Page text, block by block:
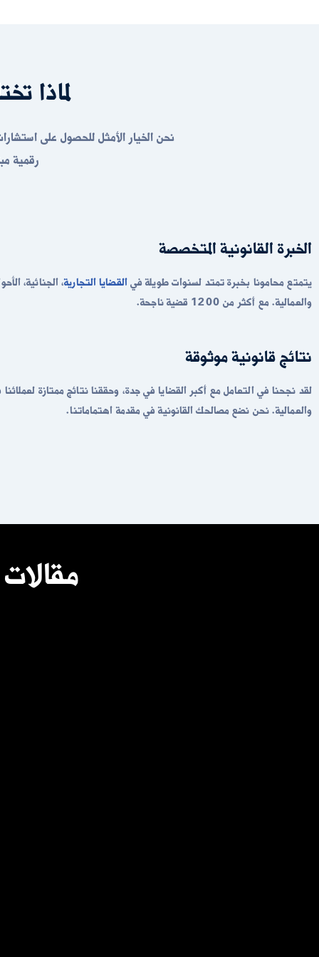
لماذا
نحن الخيار الأمثل للحصول على
رقمية
الخبرة القانونية المتخصصة
يتمتع محامونا بخبرة تمتد لسنوات طويلة فيالقضايا التجارية، الجنائية،
والعمالية. مع أكثر من 1200 قضية ناجحة.
نتائج قانونية موثوقة
لقد نجحنا في التعامل مع أكبر القضايا في جدة، وحققنا نتائج ممتازة لعملائنا
والعمالية. نحن نضع مصالحك القانونية في مقدمة اهتماماتنا.